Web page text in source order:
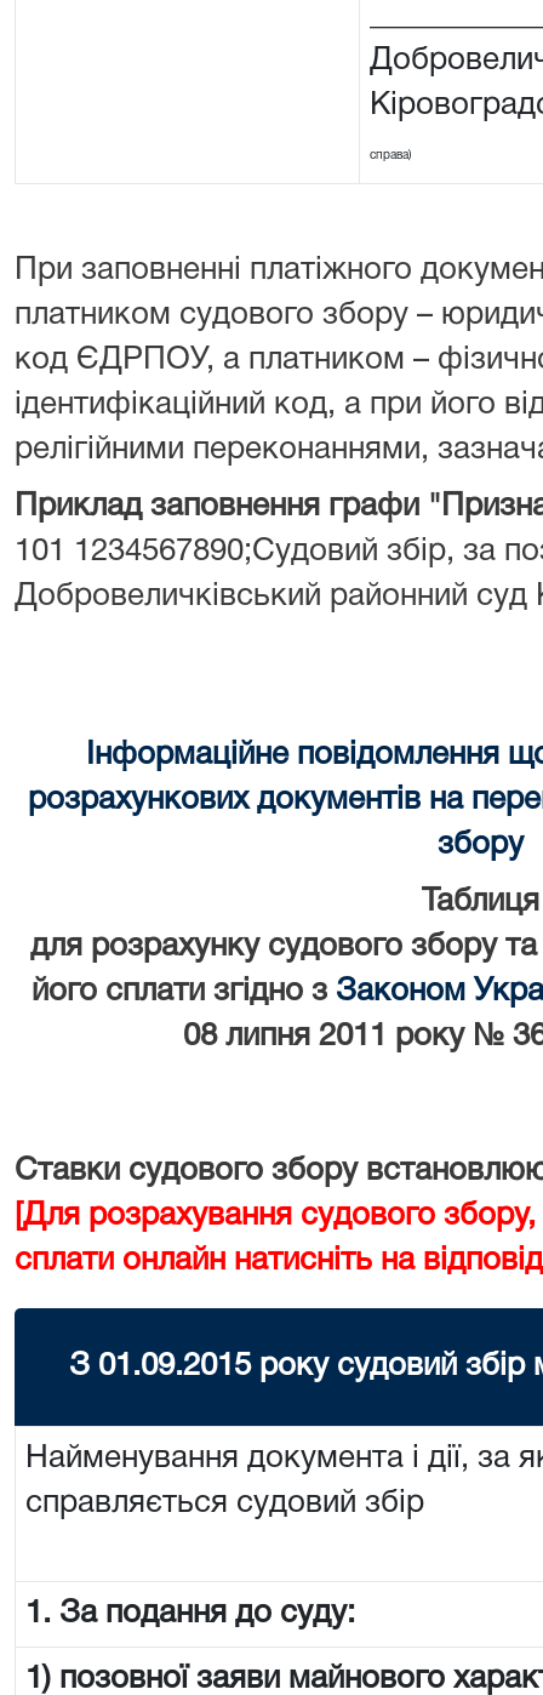
справа)
При заповненні платіжного
платником судового збору –
код ЄДРПОУ, а платником –
ідентифікаційний код, а при його
релігійними переконаннями,
Приклад заповнення графи
101 1234567890;Судовий збір, за
Добровеличківський районний суд
Інформаційне повідомлення
розрахункових документів на
збору
Таблиця
для розрахунку судового збору
його сплати згідно з Законом
08 липня 2011 року №
Ставки судового збору
[Для розрахування судового
сплати онлайн натисніть на
З 01.09.2015 року судовий
Найменування документа і дії, за
справляється судовий збір
1. За подання до суду:
1) позовної заяви майнового